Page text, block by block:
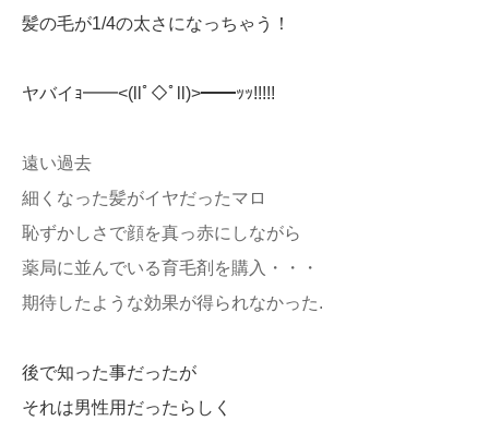
髪の毛が1/4の太さになっちゃう！
ヤバイｮ━━<(llﾟ◇ﾟll)>━━ｯｯ!!!!!
遠い過去
細くなった髪がイヤだったマロ
恥ずかしさで顔を真っ赤にしながら
薬局に並んでいる育毛剤を購入・・・
期待したような効果が得られなかった.
後で知った事だったが
それは男性用だったらしく